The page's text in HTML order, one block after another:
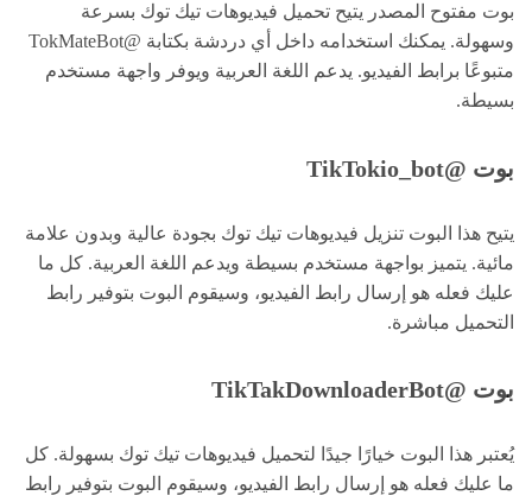
بوت مفتوح المصدر يتيح تحميل فيديوهات تيك توك بسرعة
وسهولة. يمكنك استخدامه داخل أي دردشة بكتابة @TokMateBot
متبوعًا برابط الفيديو. يدعم اللغة العربية ويوفر واجهة مستخدم
بسيطة.
بوت @TikTokio_bot
يتيح هذا البوت تنزيل فيديوهات تيك توك بجودة عالية وبدون علامة
مائية. يتميز بواجهة مستخدم بسيطة ويدعم اللغة العربية. كل ما
عليك فعله هو إرسال رابط الفيديو، وسيقوم البوت بتوفير رابط
التحميل مباشرة.
بوت @TikTakDownloaderBot
يُعتبر هذا البوت خيارًا جيدًا لتحميل فيديوهات تيك توك بسهولة. كل
ما عليك فعله هو إرسال رابط الفيديو، وسيقوم البوت بتوفير رابط